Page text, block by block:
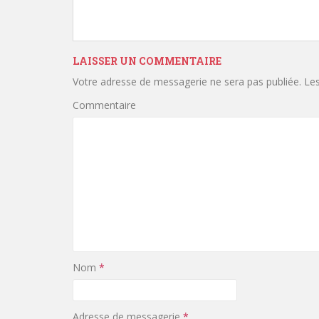
LAISSER UN COMMENTAIRE
Votre adresse de messagerie ne sera pas publiée.
Commentaire
Nom *